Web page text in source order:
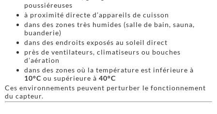
poussiéreuses
à proximité directe d’appareils de cuisson
dans des zones très humides (salle de bain, sauna,
buanderie)
dans des endroits exposés au soleil direct
près de ventilateurs, climatiseurs ou bouches
d’aération
dans des zones où la température est inférieure à
10°C ou supérieure à 40°C
Ces environnements peuvent perturber le fonctionnement
du capteur.